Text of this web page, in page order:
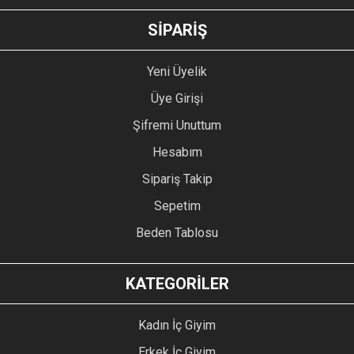
GÖNDER
SİPARİŞ
Yeni Üyelik
Üye Girişi
Şifremi Unuttum
Hesabım
Sipariş Takip
Sepetim
Beden Tablosu
KATEGORİLER
Kadın İç Giyim